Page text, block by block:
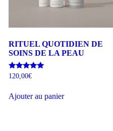
RITUEL QUOTIDIEN DE
SOINS DE LA PEAU
Note
5.00
120,00€
Ajouter au panier